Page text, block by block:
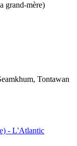
grand-mère)
Tontawan
- L'Atlantic